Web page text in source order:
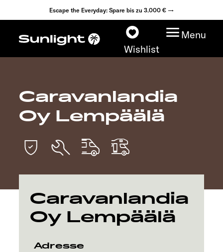
Escape the Everyday: Spare bis zu 3.000 € →
Wishlist
Menu
Modelle
Fahrzeugfinder
Händlersuche
Caravanlandia
Oy Lempäälä
Caravanlandia
Oy Lempäälä
Adresse